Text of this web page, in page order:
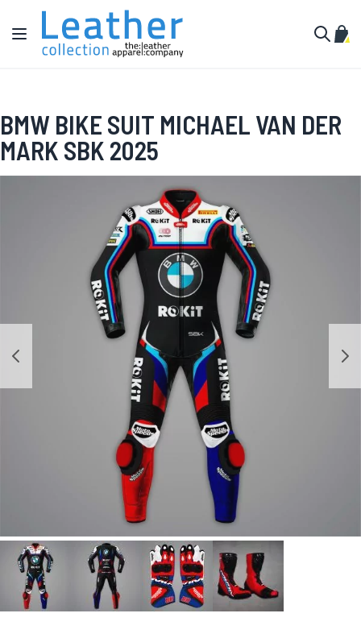
Pular para o conteúdo
Alternar Nav
BMW BIKE SUIT MICHAEL VAN DER
MARK SBK 2025